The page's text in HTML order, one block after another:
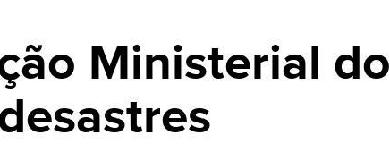
Ministerial do